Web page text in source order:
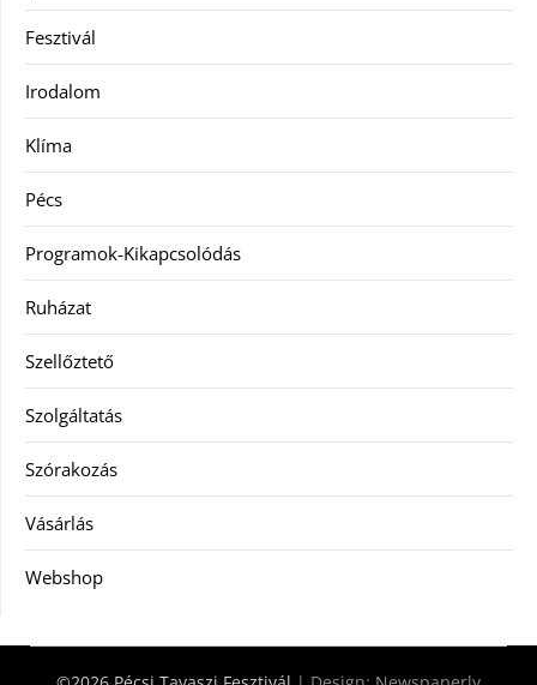
Fesztivál
Irodalom
Klíma
Pécs
Programok-Kikapcsolódás
Ruházat
Szellőztető
Szolgáltatás
Szórakozás
Vásárlás
Webshop